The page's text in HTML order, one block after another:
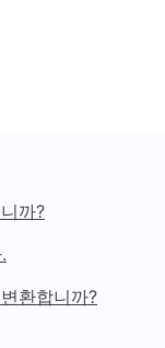
까?
환합니까?